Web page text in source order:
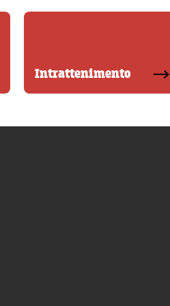
Intrattenimento